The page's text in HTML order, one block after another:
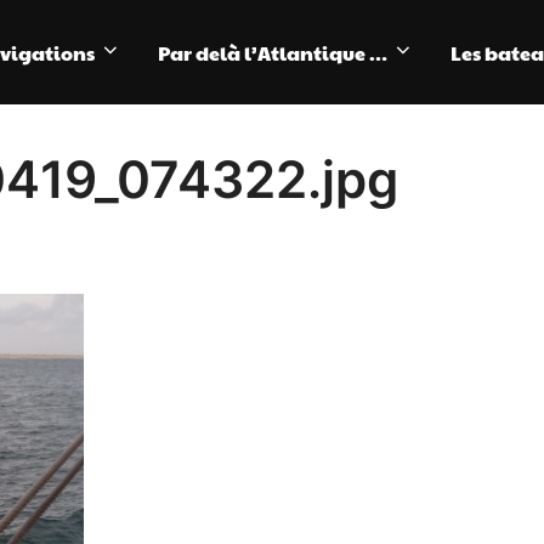
Par delà l’Atlantique … Les